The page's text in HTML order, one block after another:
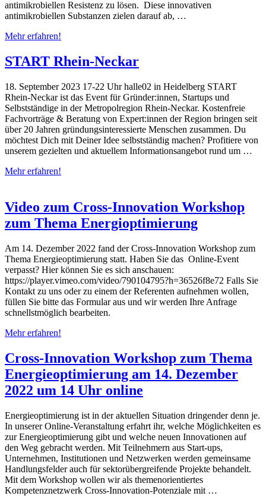
antimikrobiellen Resistenz zu lösen. Diese innovativen
antimikrobiellen Substanzen zielen darauf ab, …
Mehr erfahren!
START Rhein-Neckar
18. September 2023 17-22 Uhr halle02 in Heidelberg START
Rhein-Neckar ist das Event für Gründer:innen, Startups und
Selbstständige in der Metropolregion Rhein-Neckar. Kostenfreie
Fachvorträge & Beratung von Expert:innen der Region bringen seit
über 20 Jahren gründungsinteressierte Menschen zusammen. Du
möchtest Dich mit Deiner Idee selbstständig machen? Profitiere von
unserem gezielten und aktuellem Informationsangebot rund um …
Mehr erfahren!
Video zum Cross-Innovation Workshop
zum Thema Energioptimierung
Am 14. Dezember 2022 fand der Cross-Innovation Workshop zum
Thema Energieoptimierung statt. Haben Sie das Online-Event
verpasst? Hier können Sie es sich anschauen:
https://player.vimeo.com/video/790104795?h=36526f8e72 Falls Sie
Kontakt zu uns oder zu einem der Referenten aufnehmen wollen,
füllen Sie bitte das Formular aus und wir werden Ihre Anfrage
schnellstmöglich bearbeiten.
Mehr erfahren!
Cross-Innovation Workshop zum Thema
Energieoptimierung am 14. Dezember
2022 um 14 Uhr online
Energieoptimierung ist in der aktuellen Situation dringender denn je.
In unserer Online-Veranstaltung erfahrt ihr, welche Möglichkeiten es
zur Energieoptimierung gibt und welche neuen Innovationen auf
den Weg gebracht werden. Mit Teilnehmern aus Start-ups,
Unternehmen, Institutionen und Netzwerken werden gemeinsame
Handlungsfelder auch für sektorübergreifende Projekte behandelt.
Mit dem Workshop wollen wir als themenorientiertes
Kompetenznetzwerk Cross-Innovation-Potenziale mit …